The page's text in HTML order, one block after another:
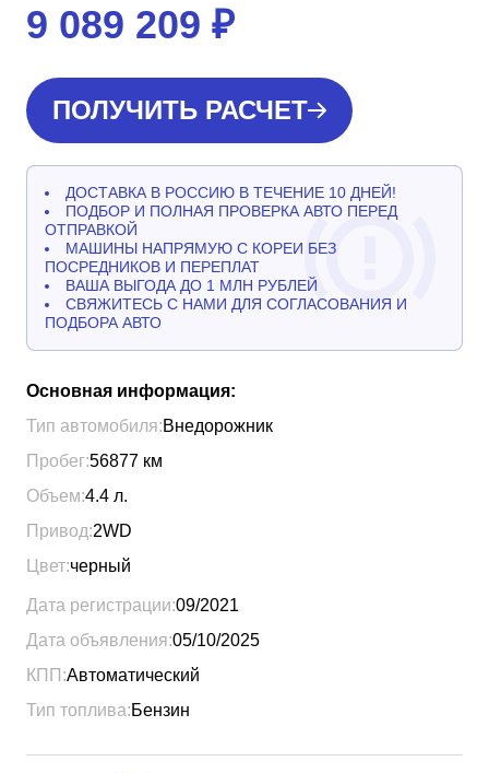
9 089 209 ₽
ПОЛУЧИТЬ РАСЧЕТ
ДОСТАВКА В РОССИЮ В ТЕЧЕНИЕ 10 ДНЕЙ!
ПОДБОР И ПОЛНАЯ ПРОВЕРКА АВТО ПЕРЕД
ОТПРАВКОЙ
МАШИНЫ НАПРЯМУЮ С КОРЕИ БЕЗ
ПОСРЕДНИКОВ И ПЕРЕПЛАТ
ВАША ВЫГОДА ДО 1 МЛН РУБЛЕЙ
СВЯЖИТЕСЬ С НАМИ ДЛЯ СОГЛАСОВАНИЯ И
ПОДБОРА АВТО
Основная информация:
Тип автомобиля:Внедорожник
Пробег:56877 км
Объем:4.4 л.
Привод:2WD
Цвет:черный
Дата регистрации:09/2021
Дата объявления:05/10/2025
КПП:Автоматический
Тип топлива:Бензин